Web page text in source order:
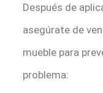
Después de
asegúrate de
mueble para
problema: